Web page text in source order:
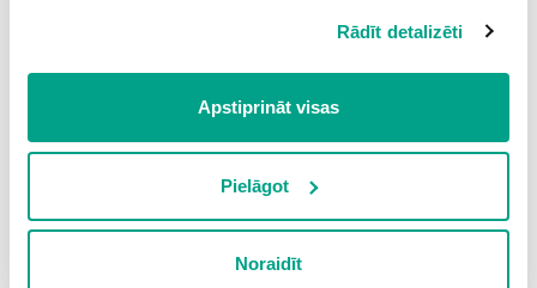
Spiežot uz pogas “Apstiprināt visas”, Jūs piekrītat visām
sīkdatnēm, kas atrodas šajā tīmekļa vietnē, ieskaitot
trešo pušu mārketinga sīkdatnes. Spiežot uz pogas
vietnē, izņemot “Nepieciešamās” sīkdatnes, kuru
izmantošanai nav nepieciešams iegūt lietotāja piekrišanu.
Spiežot uz pogas “Apstiprināt izvēlētās”, Jūs varat mainīt
sīkdatņu politikuun ir iespēja atsaukt savu
Rādīt detalizēti
Apstiprināt visas
Pielāgot
Noraidīt